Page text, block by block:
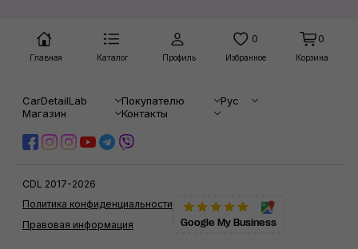
Главная Каталог Профиль
0
Избранное
0
Корзина
CarDetailLab Покупателю
Рус
Магазин
Контакты
CDL 2017-2026
Правовая информация
Политика конфиденциальности
Google My Business